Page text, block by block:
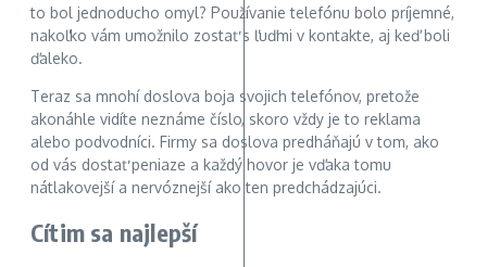
to bol jednoducho omyl? Používanie telefónu bolo príjemné,
nakoľko vám umožnilo zostať s ľuďmi v kontakte, aj keď boli
ďaleko.
Teraz sa mnohí doslova boja svojich telefónov, pretože
akonáhle vidíte neznáme číslo, skoro vždy je to reklama
alebo podvodníci. Firmy sa doslova predháňajú v tom, ako
od vás dostať peniaze a každý hovor je vďaka tomu
nátlakovejší a nervóznejší ako ten predchádzajúci.
Cítim sa najlepší